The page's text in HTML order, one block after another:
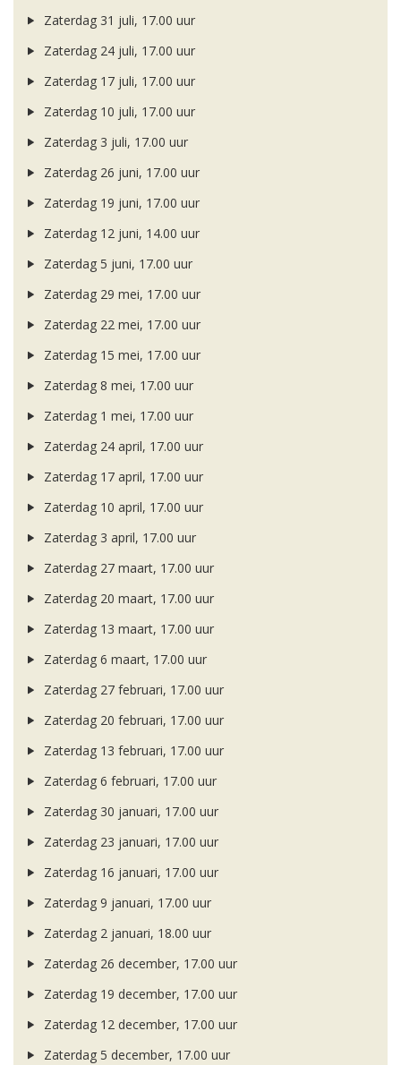
Zaterdag 31 juli, 17.00 uur
Zaterdag 24 juli, 17.00 uur
Zaterdag 17 juli, 17.00 uur
Zaterdag 10 juli, 17.00 uur
Zaterdag 3 juli, 17.00 uur
Zaterdag 26 juni, 17.00 uur
Zaterdag 19 juni, 17.00 uur
Zaterdag 12 juni, 14.00 uur
Zaterdag 5 juni, 17.00 uur
Zaterdag 29 mei, 17.00 uur
Zaterdag 22 mei, 17.00 uur
Zaterdag 15 mei, 17.00 uur
Zaterdag 8 mei, 17.00 uur
Zaterdag 1 mei, 17.00 uur
Zaterdag 24 april, 17.00 uur
Zaterdag 17 april, 17.00 uur
Zaterdag 10 april, 17.00 uur
Zaterdag 3 april, 17.00 uur
Zaterdag 27 maart, 17.00 uur
Zaterdag 20 maart, 17.00 uur
Zaterdag 13 maart, 17.00 uur
Zaterdag 6 maart, 17.00 uur
Zaterdag 27 februari, 17.00 uur
Zaterdag 20 februari, 17.00 uur
Zaterdag 13 februari, 17.00 uur
Zaterdag 6 februari, 17.00 uur
Zaterdag 30 januari, 17.00 uur
Zaterdag 23 januari, 17.00 uur
Zaterdag 16 januari, 17.00 uur
Zaterdag 9 januari, 17.00 uur
Zaterdag 2 januari, 18.00 uur
Zaterdag 26 december, 17.00 uur
Zaterdag 19 december, 17.00 uur
Zaterdag 12 december, 17.00 uur
Zaterdag 5 december, 17.00 uur